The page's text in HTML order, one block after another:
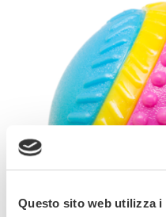
Questo sito web utilizza i